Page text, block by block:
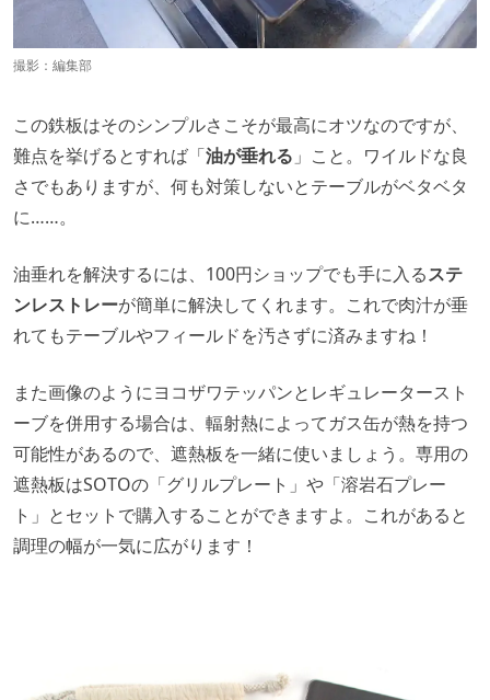
撮影：編集部
この鉄板はそのシンプルさこそが最高にオツなのですが、
難点を挙げるとすれば「油が垂れる 」こと。ワイルドな良
さでもありますが、何も対策しないとテーブルがベタベタ
に……。
油垂れを解決するには、100円ショップでも手に入るステ
ンレストレーが簡単に解決してくれます。これで肉汁が垂
れてもテーブルやフィールドを汚さずに済みますね！
また画像のようにヨコザワテッパンとレギュレータースト
ーブを併用する場合は、輻射熱によってガス缶が熱を持つ
可能性があるので、遮熱板を一緒に使いましょう。専用の
遮熱板はSOTOの「グリルプレート」や「溶岩石プレー
ト」とセットで購入することができますよ。これがあると
調理の幅が一気に広がります！